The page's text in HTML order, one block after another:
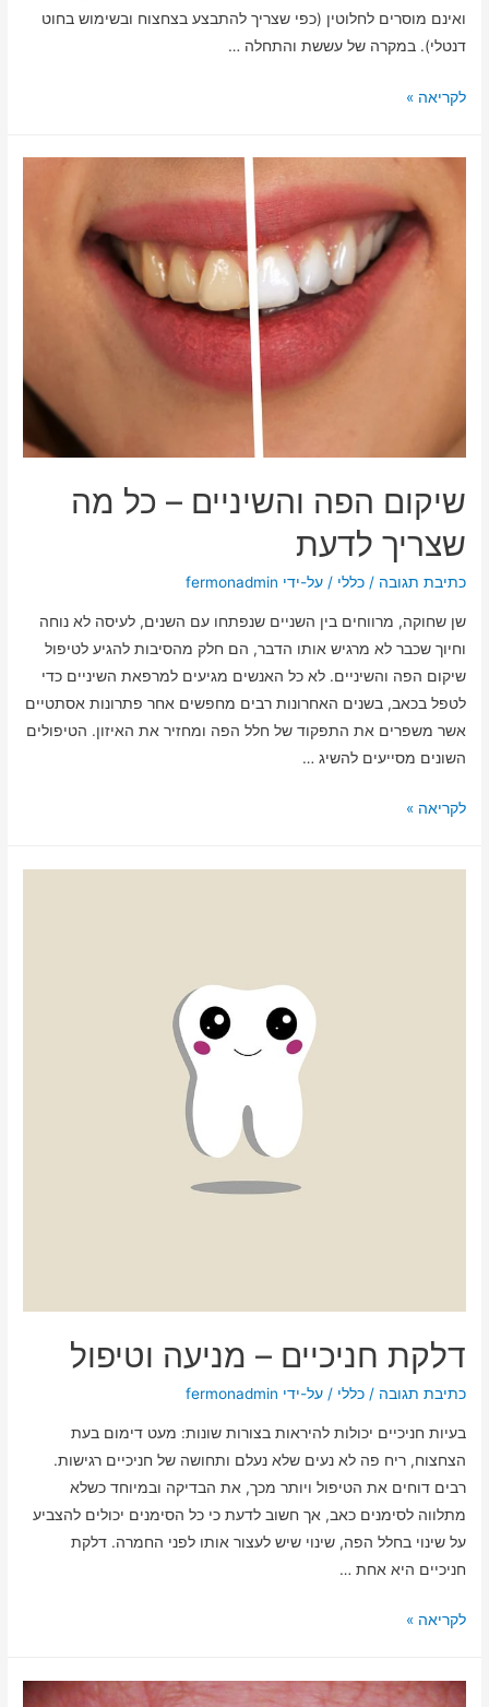
ואינם מוסרים לחלוטין (כפי שצריך להתבצע בצחצוח ובשימוש בחוט
דנטלי). במקרה של עששת והתחלה …
לקריאה »
שיקום הפה והשיניים – כל מה
שצריך לדעת
כתיבת תגובה /כללי / על-ידי fermonadmin
שן שחוקה, מרווחים בין השניים שנפתחו עם השנים, לעיסה לא נוחה
וחיוך שכבר לא מרגיש אותו הדבר, הם חלק מהסיבות להגיע לטיפול
שיקום הפה והשיניים. לא כל האנשים מגיעים למרפאת השיניים כדי
לטפל בכאב, בשנים האחרונות רבים מחפשים אחר פתרונות אסתטיים
אשר משפרים את התפקוד של חלל הפה ומחזיר את האיזון. הטיפולים
השונים מסייעים להשיג …
לקריאה »
דלקת חניכיים – מניעה וטיפול
כתיבת תגובה /כללי / על-ידי fermonadmin
בעיות חניכיים יכולות להיראות בצורות שונות: מעט דימום בעת
הצחצוח, ריח פה לא נעים שלא נעלם ותחושה של חניכיים רגישות.
רבים דוחים את הטיפול ויותר מכך, את הבדיקה ובמיוחד כשלא
מתלווה לסימנים כאב, אך חשוב לדעת כי כל הסימנים יכולים להצביע
על שינוי בחלל הפה, שינוי שיש לעצור אותו לפני החמרה. דלקת
חניכיים היא אחת …
לקריאה »